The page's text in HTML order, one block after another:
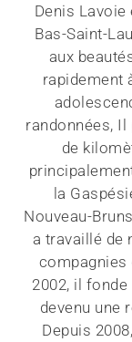
Denis
Bas-Saint-
aux
rapidement
randonnées,
de
la
Nouveau-
a travaillé de
compagnies
2002, il
devenu une
Depuis